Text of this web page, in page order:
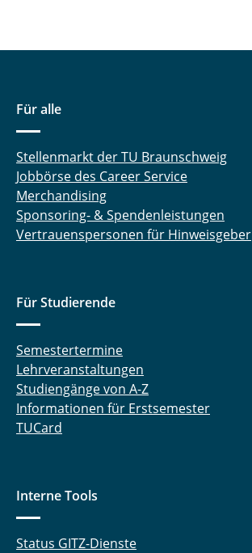
Für alle
Stellenmarkt der TU Braunschweig
Jobbörse des Career Service
Merchandising
Sponsoring- & Spendenleistungen
Vertrauenspersonen für Hinweisgeber
Für Studierende
Semestertermine
Lehrveranstaltungen
Studiengänge von A-Z
Informationen für Erstsemester
TUCard
Interne Tools
Status GITZ-Dienste